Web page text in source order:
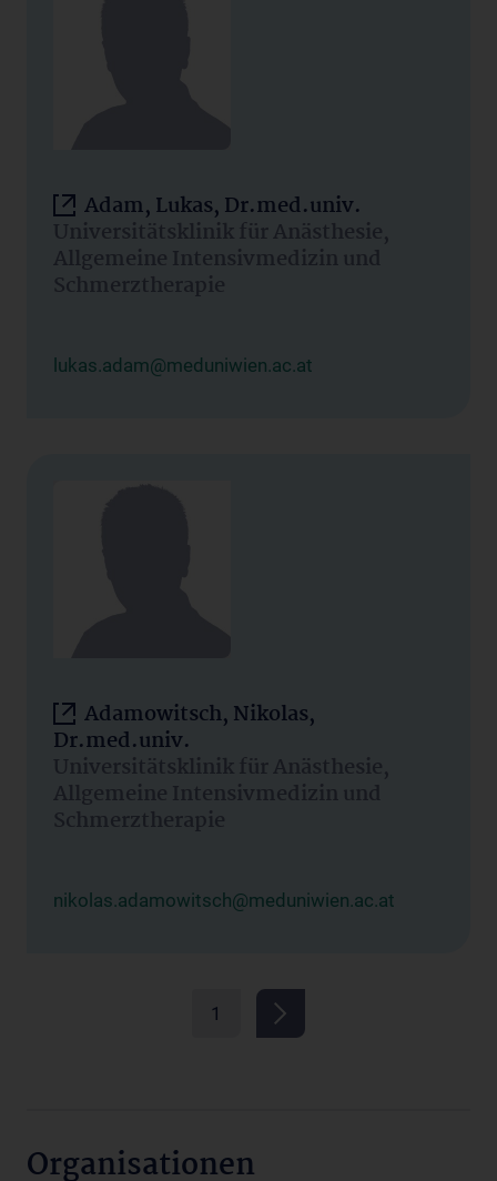
Adam, Lukas, Dr.med.univ.
Universitätsklinik für Anästhesie,
Allgemeine Intensivmedizin und
Schmerztherapie
lukas.adam@meduniwien.ac.at
Adamowitsch, Nikolas,
Dr.med.univ.
Universitätsklinik für Anästhesie,
Allgemeine Intensivmedizin und
Schmerztherapie
nikolas.adamowitsch@meduniwien.ac.at
1
Organisationen